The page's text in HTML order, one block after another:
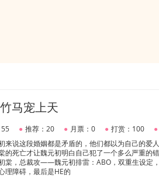
马宠上天
● 推荐：20 ● 月票：0 ● 打赏：100 ●
来说这段婚姻都是矛盾的，他们都以为自己的爱
的死亡才让魏元初明白自己犯了一个多么严重的
，总裁攻——魏元初排雷：ABO，双重生设定
理障碍，最后是HE的